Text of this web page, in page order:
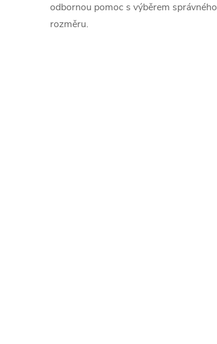
odbornou pomoc s výběrem správného
rozměru.